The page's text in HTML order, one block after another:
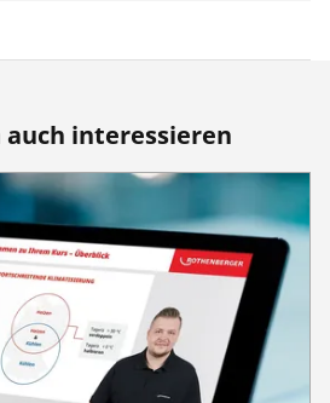
interessieren